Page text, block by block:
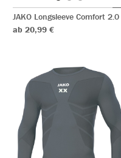
JAKO Longsleeve Comfort 2.0
ab 20,99 €